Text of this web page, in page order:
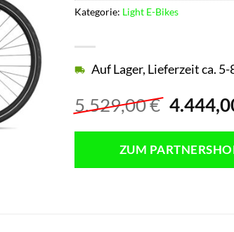
5.529,00€
war:
Auf Lager, Lieferzeit ca.
ZUM
Kategorie: Light E-Bikes